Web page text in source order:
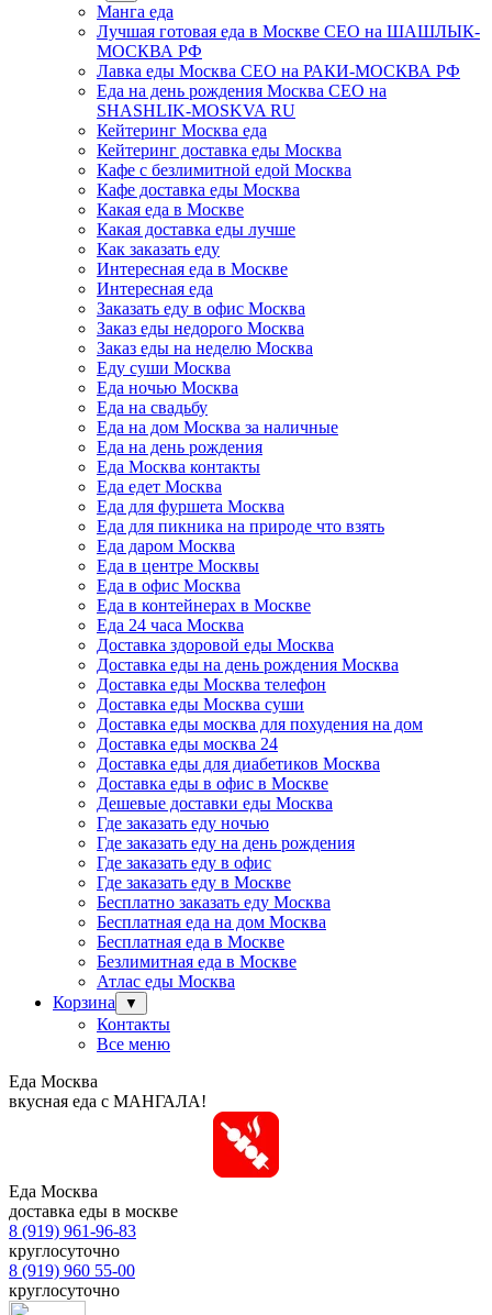
Манга еда
Лучшая готовая еда в Москве СЕО на ШАШЛЫК-
МОСКВА РФ
Лавка еды Москва СЕО на РАКИ-МОСКВА РФ
Еда на день рождения Москва СЕО на
SHASHLIK-MOSKVA RU
Кейтеринг Москва еда
Кейтеринг доставка еды Москва
Кафе с безлимитной едой Москва
Кафе доставка еды Москва
Какая еда в Москве
Какая доставка еды лучше
Как заказать еду
Интересная еда в Москве
Интересная еда
Заказать еду в офис Москва
Заказ еды недорого Москва
Заказ еды на неделю Москва
Еду суши Москва
Еда ночью Москва
Еда на свадьбу
Еда на дом Москва за наличные
Еда на день рождения
Еда Москва контакты
Еда едет Москва
Еда для фуршета Москва
Еда для пикника на природе что взять
Еда даром Москва
Еда в центре Москвы
Еда в офис Москва
Еда в контейнерах в Москве
Еда 24 часа Москва
Доставка здоровой еды Москва
Доставка еды на день рождения Москва
Доставка еды Москва телефон
Доставка еды Москва суши
Доставка еды москва для похудения на дом
Доставка еды москва 24
Доставка еды для диабетиков Москва
Доставка еды в офис в Москве
Дешевые доставки еды Москва
Где заказать еду ночью
Где заказать еду на день рождения
Где заказать еду в офис
Где заказать еду в Москве
Бесплатно заказать еду Москва
Бесплатная еда на дом Москва
Бесплатная еда в Москве
Безлимитная еда в Москве
Атлас еды Москва
Корзина
▼
Контакты
Все меню
Еда Москва
вкусная еда с МАНГАЛА!
Еда Москва
доставка еды в москве
8 (919) 961-96-83
круглосуточно
8 (919) 960 55-00
круглосуточно